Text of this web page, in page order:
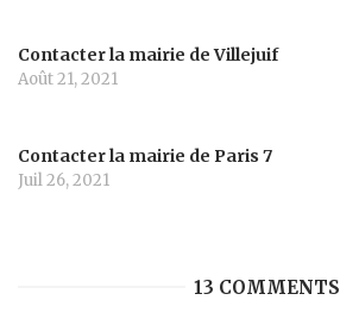
Contacter la mairie de Villejuif
Août 21, 2021
Contacter la mairie de Paris 7
Juil 26, 2021
13 COMMENTS